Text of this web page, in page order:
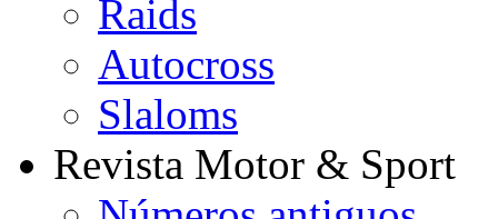
Raids
Autocross
Slaloms
Revista Motor & Sport